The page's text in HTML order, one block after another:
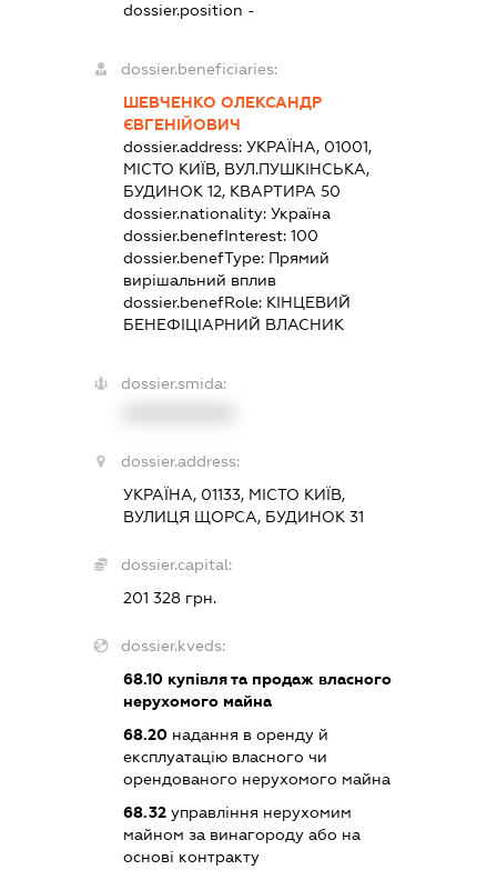
dossier.position -
dossier.beneficiaries:
ШЕВЧЕНКО ОЛЕКСАНДР
ЄВГЕНІЙОВИЧ
dossier.address:УКРАЇНА, 01001,
МІСТО КИЇВ, ВУЛ.ПУШКІНСЬКА,
БУДИНОК 12, КВАРТИРА 50
dossier.nationality:Україна
dossier.benefInterest:100
dossier.benefType: Прямий
вирішальний вплив
dossier.benefRole: КІНЦЕВИЙ
БЕНЕФІЦІАРНИЙ ВЛАСНИК
dossier.smida:
dossier.address:
УКРАЇНА, 01133, МІСТО КИЇВ,
ВУЛИЦЯ ЩОРСА, БУДИНОК 31
dossier.capital:
201 328 грн.
dossier.kveds:
68.10 купівля та продаж власного
нерухомого майна
68.20 надання в оренду й
експлуатацію власного чи
орендованого нерухомого майна
68.32 управління нерухомим
майном за винагороду або на
основі контракту